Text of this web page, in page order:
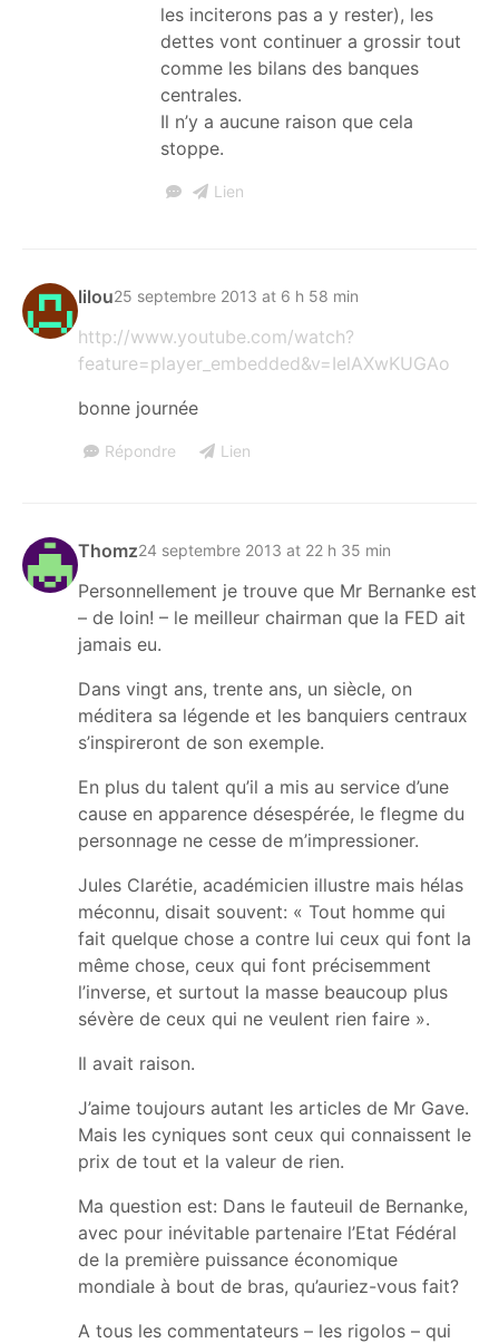
les inciterons pas a y rester), les
dettes vont continuer a grossir tout
comme les bilans des banques
centrales.
Il n’y a aucune raison que cela
stoppe.
Lien
lilou25 septembre 2013 at 6 h 58 min
http://www.youtube.com/watch?
feature=player_embedded&v=IelAXwKUGAo
bonne journée
Répondre Lien
Thomz24 septembre 2013 at 22 h 35 min
Personnellement je trouve que Mr Bernanke est
– de loin! – le meilleur chairman que la FED ait
jamais eu.
Dans vingt ans, trente ans, un siècle, on
méditera sa légende et les banquiers centraux
s’inspireront de son exemple.
En plus du talent qu’il a mis au service d’une
cause en apparence désespérée, le flegme du
personnage ne cesse de m’impressioner.
Jules Clarétie, académicien illustre mais hélas
méconnu, disait souvent: « Tout homme qui
fait quelque chose a contre lui ceux qui font la
même chose, ceux qui font précisemment
l’inverse, et surtout la masse beaucoup plus
sévère de ceux qui ne veulent rien faire ».
Il avait raison.
J’aime toujours autant les articles de Mr Gave.
Mais les cyniques sont ceux qui connaissent le
prix de tout et la valeur de rien.
Ma question est: Dans le fauteuil de Bernanke,
avec pour inévitable partenaire l’Etat Fédéral
de la première puissance économique
mondiale à bout de bras, qu’auriez-vous fait?
A tous les commentateurs – les rigolos – qui